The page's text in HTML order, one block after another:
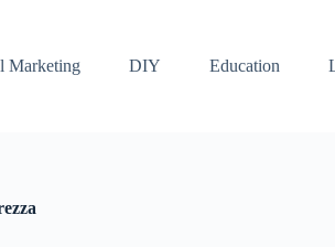
Marketing DIY Education